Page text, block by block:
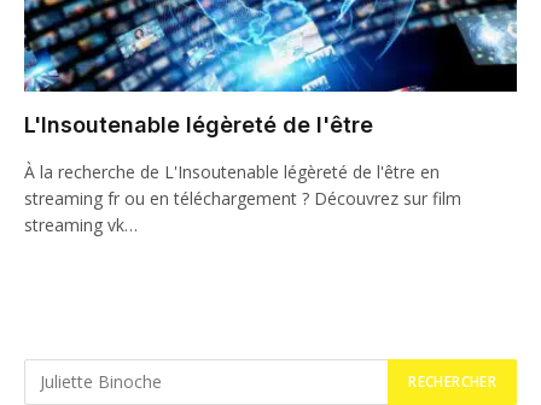
L'Insoutenable légèreté de l'être
À la recherche de L'Insoutenable légèreté de l'être en
streaming fr ou en téléchargement ? Découvrez sur film
streaming vk…